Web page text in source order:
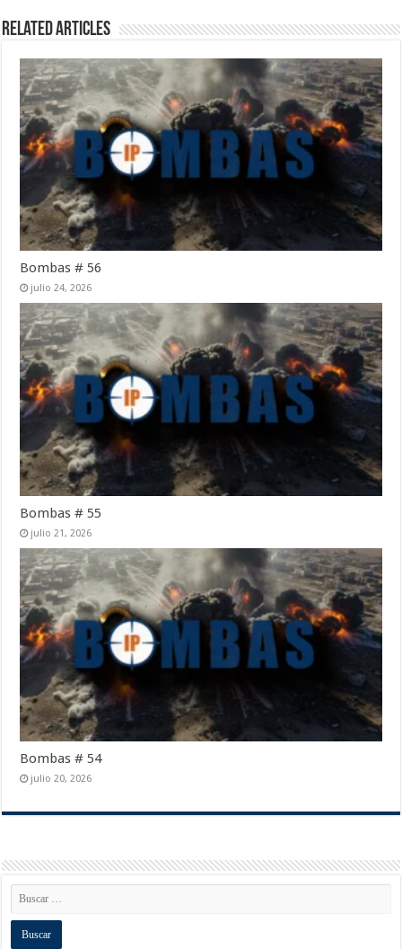
Related Articles
Bombas # 56
julio 24, 2026
Bombas # 55
julio 21, 2026
Bombas # 54
julio 20, 2026